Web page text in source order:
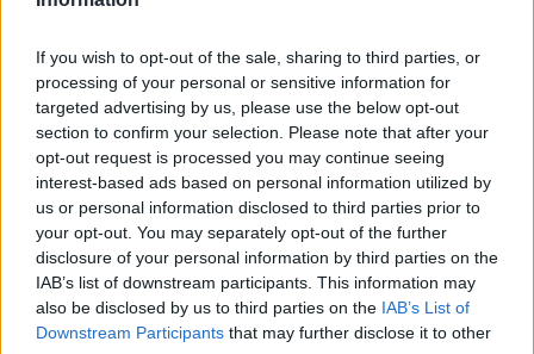
If you wish to opt-out of the sale, sharing to third parties, or
processing of your personal or sensitive information for
targeted advertising by us, please use the below opt-out
section to confirm your selection. Please note that after your
opt-out request is processed you may continue seeing
interest-based ads based on personal information utilized by
us or personal information disclosed to third parties prior to
your opt-out. You may separately opt-out of the further
disclosure of your personal information by third parties on the
IAB’s list of downstream participants. This information may
also be disclosed by us to third parties on the IAB’s List of
Downstream Participants that may further disclose it to other
Ligue 1
Εθνική Ελλάδος
Μουντιάλ 2026
Wyscout Analysis
Ευρώπη
Κόσμος
Mundobasket
Basketaki
Eurobasket
CEV Cup
Μπιτς Βόλεϊ
Ιστιοπλοΐα
Κωπηλασία
Ξιφασκία
Σκοποβολή
Πάλη
Τάε κβον ντο
Τζούντο
Τεχνολογία
Showbiz
Ανδρέας Δημάτος
Αντώνης Καλκαβούρας
Αντώνης Καρπετόπουλος
Δημήτρης Κατσιώνης
Γιώργος Κούβαρης
Κώστας Νικολακόπουλος
Γιάννης Πάλλας
Νίκος Παπαδογιάννης
Γιώργος Σακελλαρίου
GMotion MotoGP
LIVE SCORE
GWOMEN
ΑΘΛΗΤΙΚΗ ΗΧΩ
ΕΚΠΟΜΠΕΣ
GALACTICOS BY INTERWETTEN
GAZZ FLOOR BY NOVIBET
POLE POSITION BY ALLWYN
ΟΜΑΔΕΣ
ΑΕΚ
PODCASTS
SHN
64
7 7
4
6
-
-
Ολοκληρωση κανονικης διαρκειας
SHN
5
Μπρέικ Πόντοι
Τσβ